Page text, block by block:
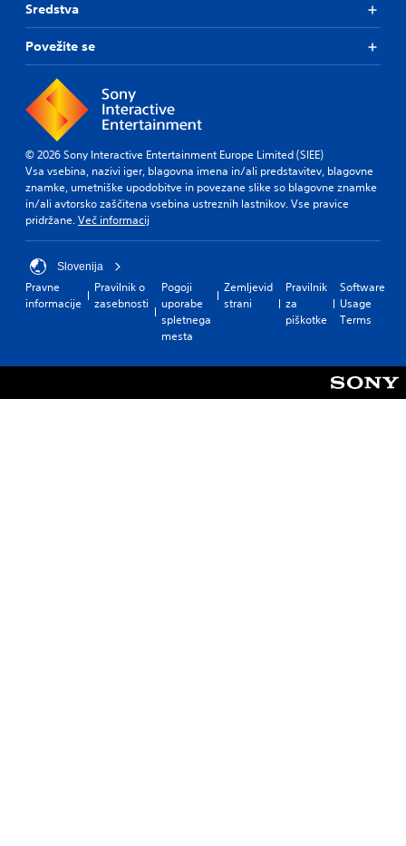
Sredstva
Povežite se
© 2026 Sony Interactive Entertainment Europe Limited (SIEE)
Vsa vsebina, nazivi iger, blagovna imena in/ali predstavitev, blagovne
znamke, umetniške upodobitve in povezane slike so blagovne znamke
in/ali avtorsko zaščitena vsebina ustreznih lastnikov. Vse pravice
pridržane.Več informacij
Slovenija
Pravne
informacije
Pravilnik o
zasebnosti
Pogoji
uporabe
spletnega
mesta
Zemljevid
strani
Pravilnik
za
piškotke
Software
Usage
Terms